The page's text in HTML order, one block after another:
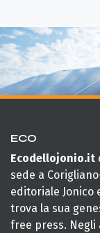
ECO
Ecodellojonio.it
sede a
editoriale Jonico
trova la sua
free press. Negli